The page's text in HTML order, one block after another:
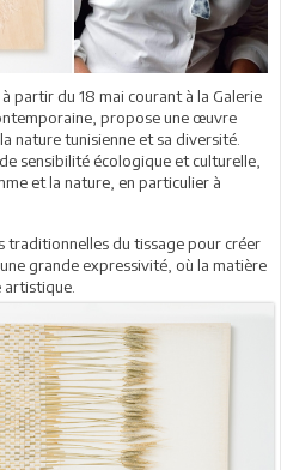
partir du 18 mai courant à la Galerie
propose une œuvre
nature tunisienne et sa diversité.
sensibilité écologique et culturelle,
et la nature, en particulier à
traditionnelles du tissage pour créer
grande expressivité, où la matière